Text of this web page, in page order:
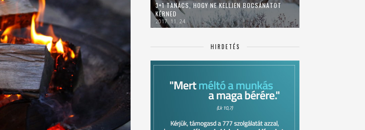
3+1 TANÁCS, HOGY NE KELLJEN BOCSÁNATOT
KÉRNED
2017. 11. 24.
HIRDETÉS